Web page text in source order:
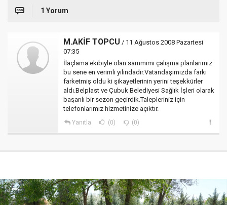
1 Yorum
M.AKİF TOPCU / 11 Ağustos 2008 Pazartesi
07:35
İlaçlama ekibiyle olan sammimi çalışma planlarımız
bu sene en verimli yılındadır.Vatandaşımızda farkı
farketmiş oldu ki şikayetlerinin yerini teşekkürler
aldı.Belplast ve Çubuk Belediyesi Sağlık İşleri olarak
başarılı bir sezon geçirdik.Talepleriniz için
telefonlarımız hizmetinize açıktır.
Yanıtla (0) (0)